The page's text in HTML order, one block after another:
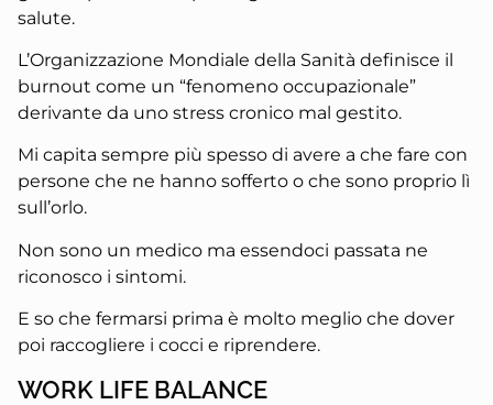
salute.
L’Organizzazione Mondiale della Sanità definisce il
burnout come un “fenomeno occupazionale”
derivante da uno stress cronico mal gestito.
Mi capita sempre più spesso di avere a che fare con
persone che ne hanno sofferto o che sono proprio lì
sull’orlo.
Non sono un medico ma essendoci passata ne
riconosco i sintomi.
E so che fermarsi prima è molto meglio che dover
poi raccogliere i cocci e riprendere.
WORK LIFE BALANCE